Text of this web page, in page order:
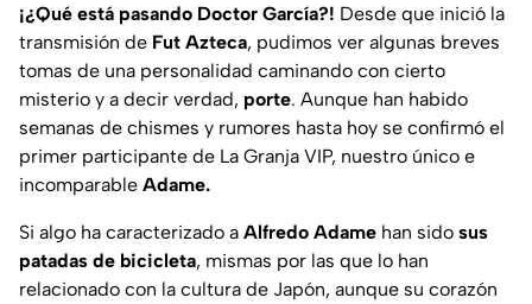
¡¿Qué está pasando Doctor García?! Desde que inició la
transmisión de Fut Azteca, pudimos ver algunas breves
tomas de una personalidad caminando con cierto
misterio y a decir verdad, porte. Aunque han habido
semanas de chismes y rumores hasta hoy se confirmó el
primer participante de La Granja VIP, nuestro único e
incomparable Adame.
Si algo ha caracterizado a Alfredo Adame han sido sus
patadas de bicicleta, mismas por las que lo han
relacionado con la cultura de Japón, aunque su corazón